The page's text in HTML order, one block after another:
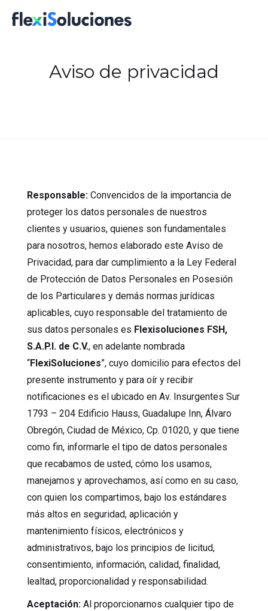
Aviso de privacidad
Responsable:Convencidos de la importancia de
proteger los datos personales de nuestros
clientes y usuarios, quienes son fundamentales
para nosotros, hemos elaborado este Aviso de
Privacidad, para dar cumplimiento a la Ley Federal
de Protección de Datos Personales en Posesión
de los Particulares y demás normas jurídicas
aplicables, cuyo responsable del tratamiento de
sus datos personales es Flexisoluciones FSH,
S.A.P.I. de C.V., en adelante nombrada
“FlexiSoluciones”, cuyo domicilio para efectos del
presente instrumento y para oír y recibir
notificaciones es el ubicado en Av. Insurgentes Sur
1793 – 204 Edificio Hauss, Guadalupe Inn, Álvaro
Obregón, Ciudad de México, Cp. 01020, y que tiene
como fin, informarle el tipo de datos personales
que recabamos de usted, cómo los usamos,
manejamos y aprovechamos, así como en su caso,
con quien los compartimos, bajo los estándares
más altos en seguridad, aplicación y
mantenimiento físicos, electrónicos y
administrativos, bajo los principios de licitud,
consentimiento, información, calidad, finalidad,
lealtad, proporcionalidad y responsabilidad.
Aceptación:Al proporcionarnos cualquier tipo de